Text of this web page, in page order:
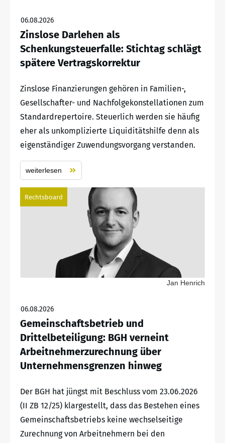
06.08.2026
Zinslose Darlehen als
Schenkungsteuerfalle: Stichtag schlägt
spätere Vertragskorrektur
Zinslose Finanzierungen gehören in Familien-,
Gesellschafter- und Nachfolgekonstellationen zum
Standardrepertoire. Steuerlich werden sie häufig
eher als unkomplizierte Liquiditätshilfe denn als
eigenständiger Zuwendungsvorgang verstanden.
weiterlesen
Rechtsboard
Jan Henrich
06.08.2026
Gemeinschaftsbetrieb und
Drittelbeteiligung: BGH verneint
Arbeitnehmerzurechnung über
Unternehmensgrenzen hinweg
Der BGH hat jüngst mit Beschluss vom 23.06.2026
(II ZB 12/25) klargestellt, dass das Bestehen eines
Gemeinschaftsbetriebs keine wechselseitige
Zurechnung von Arbeitnehmern bei den